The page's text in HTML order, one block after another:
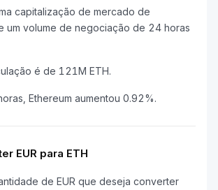
capitalização de mercado de
um volume de negociação de 24 horas
é de 121M ETH.
Ethereum aumentou 0.92%.
EUR para ETH
de EUR que deseja converter